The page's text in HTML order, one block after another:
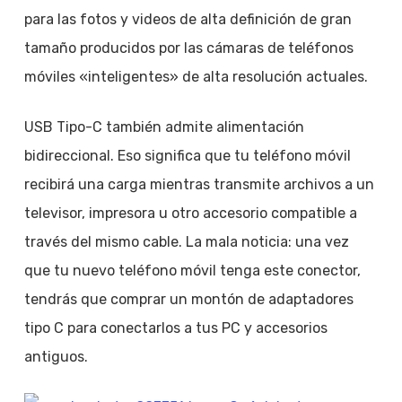
para las fotos y videos de alta definición de gran
tamaño producidos por las cámaras de teléfonos
móviles «inteligentes» de alta resolución actuales.
USB Tipo-C también admite alimentación
bidireccional. Eso significa que tu teléfono móvil
recibirá una carga mientras transmite archivos a un
televisor, impresora u otro accesorio compatible a
través del mismo cable. La mala noticia: una vez
que tu nuevo teléfono móvil tenga este conector,
tendrás que comprar un montón de adaptadores
tipo C para conectarlos a tus PC y accesorios
antiguos.